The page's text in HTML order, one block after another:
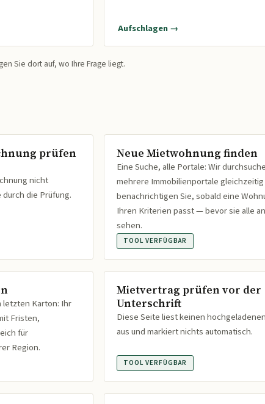
Aufschlagen →
Sie dort auf, wo Ihre Frage liegt.
prüfen
nicht
die Prüfung.
Neue Mietwohnung finden
Eine Suche, alle Portale: Wir
mehrere Immobilienportale gleichzeitig
benachrichtigen Sie, sobald eine
Ihren Kriterien passt — bevor sie alle
sehen.
TOOL VERFÜGBAR
letzten Karton: Ihr
Fristen,
für
Region.
Mietvertrag prüfen vor der
Unterschrift
Diese Seite liest keinen
aus und markiert nichts automatisch.
TOOL VERFÜGBAR